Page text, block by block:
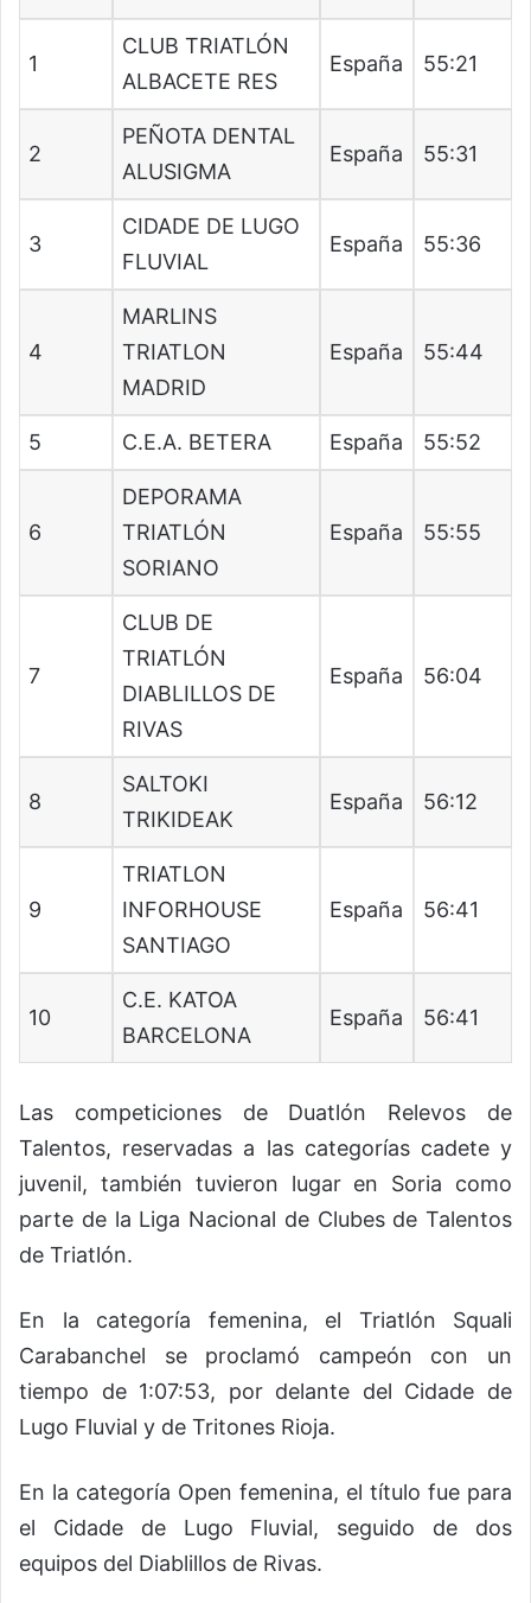
1
CLUB TRIATLÓN
ALBACETE RES
España 55:21
2
PEÑOTA DENTAL
ALUSIGMA
España 55:31
3
CIDADE DE LUGO
FLUVIAL
España 55:36
4
MARLINS
TRIATLON
MADRID
España 55:44
5 C.E.A. BETERA España 55:52
6
DEPORAMA
TRIATLÓN
SORIANO
España 55:55
7
CLUB DE
TRIATLÓN
DIABLILLOS DE
RIVAS
España 56:04
8
SALTOKI
TRIKIDEAK
España 56:12
9
TRIATLON
INFORHOUSE
SANTIAGO
España 56:41
10
C.E. KATOA
BARCELONA
España 56:41
Las competiciones de Duatlón Relevos de
Talentos, reservadas a las categorías cadete y
juvenil, también tuvieron lugar en Soria como
parte de la Liga Nacional de Clubes de Talentos
de Triatlón.
En la categoría femenina, el Triatlón Squali
Carabanchel se proclamó campeón con un
tiempo de 1:07:53, por delante del Cidade de
Lugo Fluvial y de Tritones Rioja.
En la categoría Open femenina, el título fue para
el Cidade de Lugo Fluvial, seguido de dos
equipos del Diablillos de Rivas.